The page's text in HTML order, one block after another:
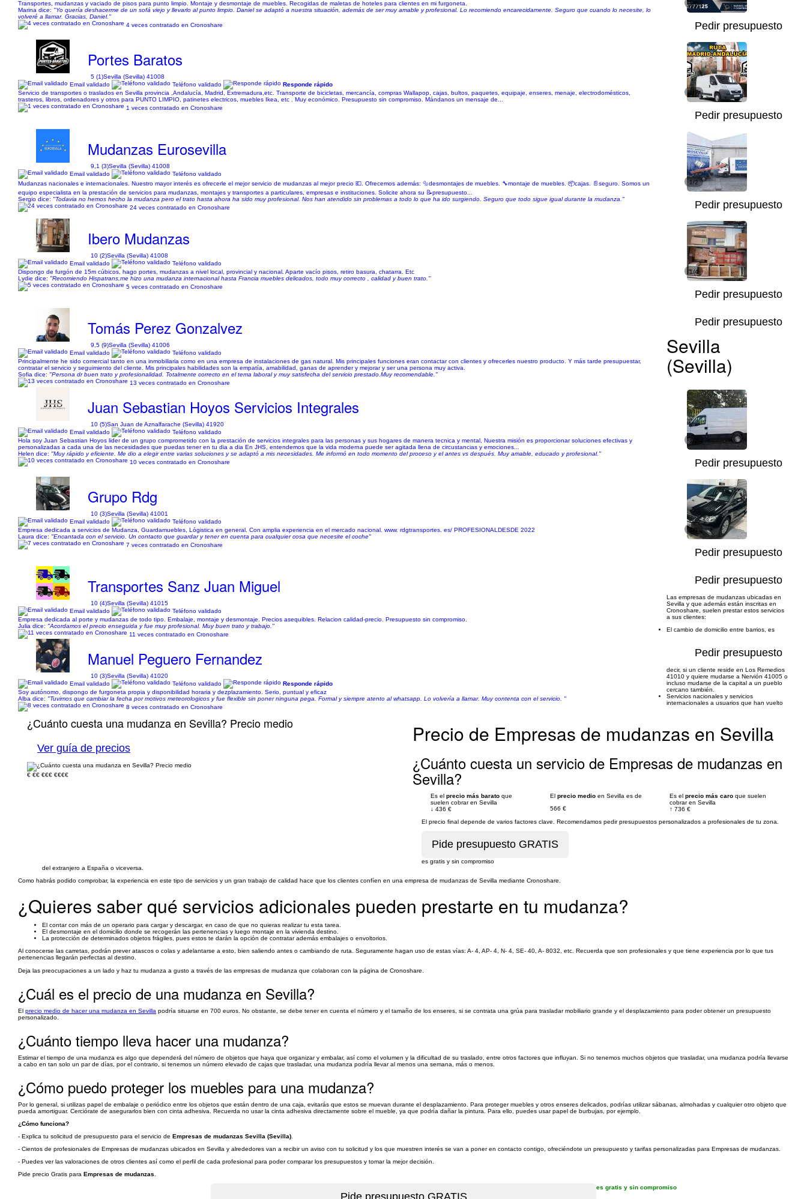
Transportes, mudanzas y vaciado de pisos para punto limpio. Montaje y desmontaje de muebles. Recogidas de maletas de hoteles para clientes en mi furgoneta.
Marina dice: "Yo quería deshacerme de un sofá viejo y llevarlo al punto limpio. Daniel se adaptó a nuestra situación, además de ser muy amable y profesional. Lo recomiendo encarecidamente. Seguro que cuando lo necesite, lo
volveré a llamar. Gracias, Daniel."
4 veces contratado en Cronoshare
1/6
Pedir presupuesto
Portes Baratos
5 (1)Sevilla (Sevilla) 41008
Email validado
Teléfono validado
Responde rápido
Servicio de transportes o traslados en Sevilla provincia ,Andalucía, Madrid, Extremadura,etc. Transporte de bicicletas, mercancía, compras Wallapop, cajas, bultos, paquetes, equipaje, enseres, menaje, electrodomésticos,
trasteros, libros, ordenadores y otros para PUNTO LIMPIO, patinetes electricos, muebles Ikea, etc . Muy económico. Presupuesto sin compromiso. Mándanos un mensaje de...
1 veces contratado en Cronoshare
1/7
Pedir presupuesto
Mudanzas Eurosevilla
9,1 (3)Sevilla (Sevilla) 41008
Email validado
Teléfono validado
Mudanzas nacionales e internacionales. Nuestro mayor interés es ofrecerle el mejor servicio de mudanzas al mejor precio 💶. Ofrecemos además: 🔩desmontajes de muebles. 🔧montaje de muebles. 📦cajas. 📄seguro. Somos un
equipo especialista en la prestación de servicios para mudanzas, montajes y transportes a particulares, empresas e instituciones. Solicite ahora su 📝presupuesto...
Sergio dice: "Todavia no hemos hecho la mudanza pero el trato hasta ahora ha sido muy profesional. Nos han atendido sin problemas a todo lo que ha ido surgiendo. Seguro que todo sigue igual durante la mudanza."
24 veces contratado en Cronoshare
1/2
Pedir presupuesto
Ibero Mudanzas
10 (2)Sevilla (Sevilla) 41008
Email validado
Teléfono validado
Dispongo de furgón de 15m cúbicos, hago portes, mudanzas a nivel local, provincial y nacional. Aparte vacío pisos, retiro basura, chatarra. Etc
Lydie dice: "Recomiendo Hispatrans,me hizo una mudanza internacional hasta Francia muebles delicados, todo muy correcto , calidad y buen trato."
5 veces contratado en Cronoshare
1/4
Pedir presupuesto
Tomás Perez Gonzalvez
9,5 (9)Sevilla (Sevilla) 41006
Email validado
Teléfono validado
Principalmente he sido comercial tanto en una inmobiliaria como en una empresa de instalaciones de gas natural. Mis principales funciones eran contactar con clientes y ofrecerles nuestro producto. Y más tarde presupuestar,
contratar el servicio y seguimiento del cliente. Mis principales habilidades son la empatía, amabilidad, ganas de aprender y mejorar y ser una persona muy activa.
Sofia dice: "Persona dr buen trato y profesionalidad. Totalmente correcto en el tema laboral y muy satisfecha del servicio prestado.Muy recomendable."
13 veces contratado en Cronoshare
Pedir presupuesto
Juan Sebastian Hoyos Servicios Integrales
10 (5)San Juan de Aznalfarache (Sevilla) 41920
Email validado
Teléfono validado
Hola soy Juan Sebastian Hoyos lider de un grupo comprometido con la prestación de servicios integrales para las personas y sus hogares de manera tecnica y mental, Nuestra misión es proporcionar soluciones efectivas y
personalizadas a cada una de las necesidades que puedas tener en tu dia a dia En JHS, entendemos que la vida moderna puede ser agitada llena de circustancias y emociones...
Helen dice: "Muy rápido y eficiente. Me dio a elegir entre varias soluciones y se adaptó a mis necesidades. Me informó en todo momento del proceso y el antes vs después. Muy amable, educado y profesional."
10 veces contratado en Cronoshare
1/2
Pedir presupuesto
Grupo Rdg
10 (3)Sevilla (Sevilla) 41001
Email validado
Teléfono validado
Empresa dedicada a servicios de Mudanza, Guardamuebles, Lógistica en general. Con amplia experiencia en el mercado nacional. www. rdgtransportes. es/ PROFESIONALDESDE 2022
Laura dice: "Encantada con el servicio. Un contacto que guardar y tener en cuenta para cualquier cosa que necesite el coche"
7 veces contratado en Cronoshare
1/1
Pedir presupuesto
Transportes Sanz Juan Miguel
10 (4)Sevilla (Sevilla) 41015
Email validado
Teléfono validado
Empresa dedicada al porte y mudanzas de todo tipo. Embalaje, montaje y desmontaje. Precios asequibles. Relacion calidad-precio. Presupuesto sin compromiso.
Julia dice: "Acordamos el precio enseguida y fue muy profesional. Muy buen trato y trabajo."
11 veces contratado en Cronoshare
Pedir presupuesto
Manuel Peguero Fernandez
10 (3)Sevilla (Sevilla) 41020
Email validado
Teléfono validado
Responde rápido
Soy autónomo, dispongo de furgoneta propia y disponibilidad horaria y dezplazamiento. Serio, puntual y eficaz
Alba dice: "Tuvimos que cambiar la fecha por motivos meteorologicos y fue flexible sin poner ninguna pega. Formal y siempre atento al whatsapp. Lo volvería a llamar. Muy contenta con el servicio. "
8 veces contratado en Cronoshare
Pedir presupuesto
¿Cuánto cuesta una mudanza en Sevilla? Precio medio
Ver guía de precios
€ €€ €€€ €€€€
Precio de Empresas de mudanzas en Sevilla
¿Cuánto cuesta un servicio de Empresas de mudanzas en
Sevilla?
Es el precio más barato que
suelen cobrar en Sevilla
↓ 436 €
El precio medio en Sevilla es de
566 €
Es el precio más caro que suelen
cobrar en Sevilla
↑ 736 €
El precio final depende de varios factores clave. Recomendamos pedir presupuestos personalizados a profesionales de tu zona.
es gratis y sin compromiso
Sevilla
(Sevilla)
Las empresas de mudanzas ubicadas en
Sevilla y que además están inscritas en
Cronoshare, suelen prestar estos servicios
a sus clientes:
El cambio de domicilio entre barrios, es
decir, si un cliente reside en Los Remedios
41010 y quiere mudarse a Nervión 41005 o
incluso mudarse de la capital a un pueblo
cercano también.
Servicios nacionales y servicios
internacionales a usuarios que han vuelto
del extranjero a España o viceversa.
Como habrás podido comprobar, la experiencia en este tipo de servicios y un gran trabajo de calidad hace que los clientes confíen en una empresa de mudanzas de Sevilla mediante Cronoshare.
¿Quieres saber qué servicios adicionales pueden prestarte en tu mudanza?
El contar con más de un operario para cargar y descargar, en caso de que no quieras realizar tu esta tarea.
El desmontaje en el domicilio donde se recogerán las pertenencias y luego montaje en la vivienda destino.
La protección de determinados objetos frágiles, pues estos te darán la opción de contratar además embalajes o envoltorios.
Al conocerse las carretas, podrán prever atascos o colas y adelantarse a esto, bien saliendo antes o cambiando de ruta. Seguramente hagan uso de estas vías: A- 4, AP- 4, N- 4, SE- 40, A- 8032, etc. Recuerda que son profesionales y que tiene experiencia por lo que tus
pertenencias llegarán perfectas al destino.
Deja las preocupaciones a un lado y haz tu mudanza a gusto a través de las empresas de mudanza que colaboran con la página de Cronoshare.
¿Cuál es el precio de una mudanza en Sevilla?
El precio medio de hacer una mudanza en Sevilla podría situarse en 700 euros. No obstante, se debe tener en cuenta el número y el tamaño de los enseres, si se contrata una grúa para trasladar mobiliario grande y el desplazamiento para poder obtener un presupuesto
personalizado.
¿Cuánto tiempo lleva hacer una mudanza?
Estimar el tiempo de una mudanza es algo que dependerá del número de objetos que haya que organizar y embalar, así como el volumen y la dificultad de su traslado, entre otros factores que influyan. Si no tenemos muchos objetos que trasladar, una mudanza podría llevarse
a cabo en tan solo un par de días, por el contrario, si tenemos un número elevado de cajas que trasladar, una mudanza podría llevar al menos una semana, más o menos.
¿Cómo puedo proteger los muebles para una mudanza?
Por lo general, si utilizas papel de embalaje o periódico entre los objetos que están dentro de una caja, evitarás que estos se muevan durante el desplazamiento. Para proteger muebles y otros enseres delicados, podrías utilizar sábanas, almohadas y cualquier otro objeto que
pueda amortiguar. Cerciórate de asegurarlos bien con cinta adhesiva. Recuerda no usar la cinta adhesiva directamente sobre el mueble, ya que podría dañar la pintura. Para ello, puedes usar papel de burbujas, por ejemplo.
¿Cómo funciona?
- Explica tu solicitud de presupuesto para el servicio de Empresas de mudanzas Sevilla (Sevilla)
- Cientos de profesionales de Empresas de mudanzas ubicados en Sevilla y alrededores van a recibir un aviso con tu solicitud y los que muestren interés se van a poner en contacto contigo, ofreciéndote un presupuesto y tarifas personalizadas para Empresas de mudanzas.
- Puedes ver las valoraciones de otros clientes así como el perfil de cada profesional para poder comparar los presupuestos y tomar la mejor decisión.
Pide precio Gratis para Empresas de mudanzas
es gratis y sin compromiso